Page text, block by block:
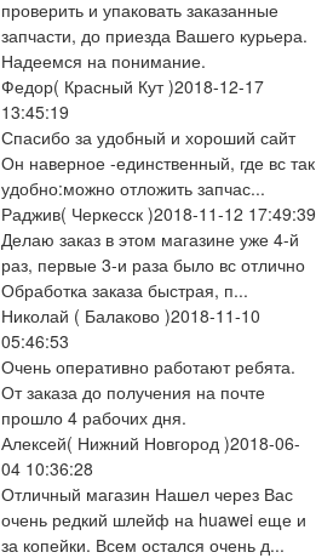
проверить и упаковать заказанные
запчасти, до приезда Вашего курьера.
Надеемся на понимание.
Федор( Красный Кут )2018-12-17
13:45:19
Спасибо за удобный и хороший сайт
Он наверное -единственный, где вс так
удобно:можно отложить запчас...
Раджив( Черкесск )2018-11-12 17:49:39
Делаю заказ в этом магазине уже 4-й
раз, первые 3-и раза было вс отлично
Обработка заказа быстрая, п...
Николай ( Балаково )2018-11-10
05:46:53
Очень оперативно работают ребята.
От заказа до получения на почте
прошло 4 рабочих дня.
Алексей( Нижний Новгород )2018-06-
04 10:36:28
Отличный магазин Нашел через Вас
очень редкий шлейф на huawei еще и
за копейки. Всем остался очень д...